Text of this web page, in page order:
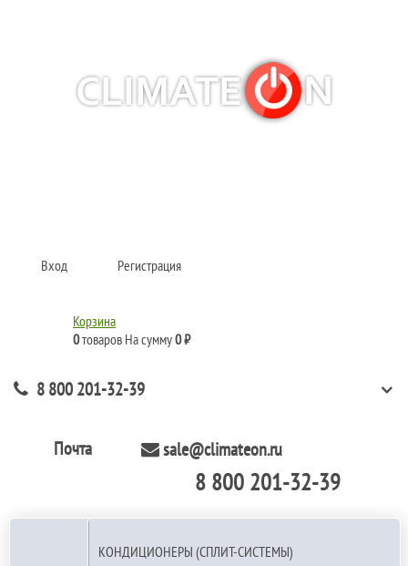
Вход Регистрация
Корзина
0товаров На сумму0 ₽
8 800 201-32-39
Почта sale@climateon.ru
8 800 201-32-39
КОНДИЦИОНЕРЫ (СПЛИТ-СИСТЕМЫ)